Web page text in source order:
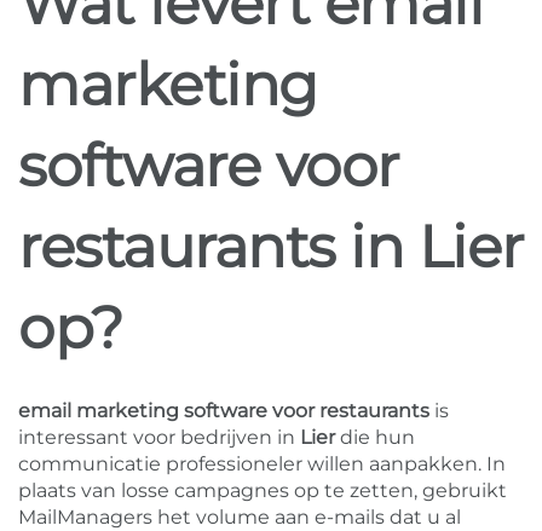
marketing
software voor
restaurants in Lier
op?
email marketing software voor restaurants is
interessant voor bedrijven in Lierdie hun
communicatie professioneler willen aanpakken. In
plaats van losse campagnes op te zetten, gebruikt
MailManagers het volume aan e-mails dat u al